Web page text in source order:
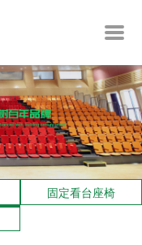
固定看台座椅